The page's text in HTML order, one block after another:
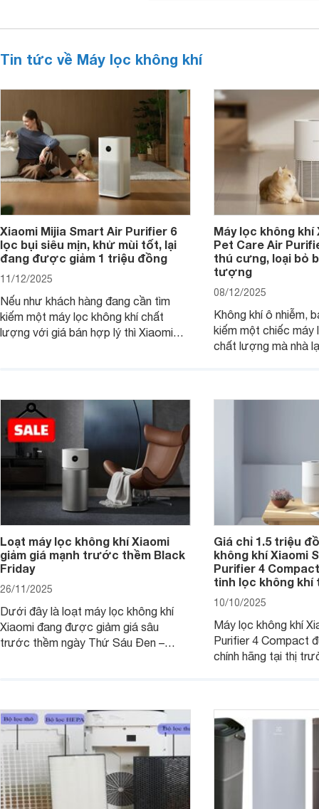
Tin tức về Máy lọc không khí
Xiaomi Mijia Smart Air Purifier 6
lọc bụi siêu mịn, khử mùi tốt, lại
đang được giảm 1 triệu đồng
11/12/2025
Nếu như khách hàng đang cần tìm
kiếm một máy lọc không khí chất
lượng với giá bán hợp lý thì Xiaomi
Máy lọc không khí
Pet Care Air
thú cưng, loại bỏ
tượng
08/12/2025
Không khí ô nhiễm,
kiếm một chiếc máy
chất lượng mà nhà
Loạt máy lọc không khí Xiaomi
giảm giá mạnh trước thềm Black
Friday
26/11/2025
Dưới đây là loạt máy lọc không khí
Xiaomi đang được giảm giá sâu
trước thềm ngày Thứ Sáu Đen –
Giá chỉ 1.5 triệu
không khí Xiaomi
Purifier 4
tinh lọc không khí
10/10/2025
Máy lọc không khí
Purifier 4 Compact
chính hãng tại thị